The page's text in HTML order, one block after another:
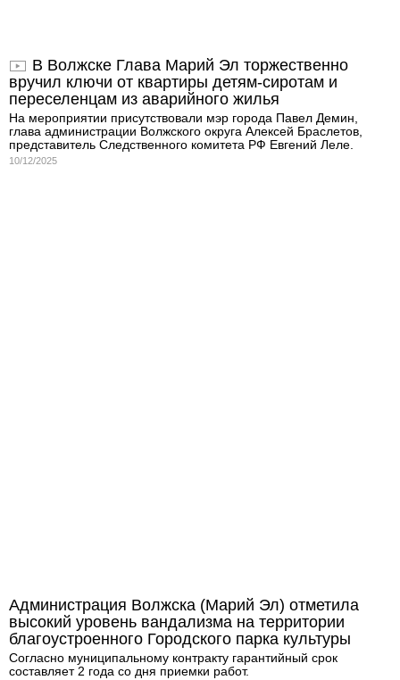
В Волжске Глава Марий Эл торжественно
вручил ключи от квартиры детям-сиротам и
переселенцам из аварийного жилья
На мероприятии присутствовали мэр города Павел Демин,
глава администрации Волжского округа Алексей Браслетов,
представитель Следственного комитета РФ Евгений Леле.
10/12/2025
Администрация Волжска (Марий Эл) отметила
высокий уровень вандализма на территории
благоустроенного Городского парка культуры
Согласно муниципальному контракту гарантийный срок
составляет 2 года со дня приемки работ.